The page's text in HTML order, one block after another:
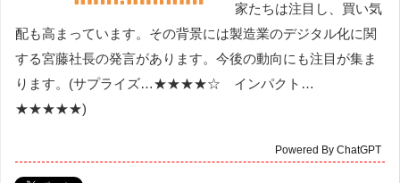
家たちは注目し、買い気
配も高まっています。その背景には製造業のデジタル化に関
する宮藤社長の発言があります。今後の動向にも注目が集ま
ります。(サプライズ…★★★★☆ インパクト…
★★★★★)
Powered By ChatGPT